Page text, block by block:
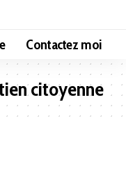
Contactez moi
citoyenne